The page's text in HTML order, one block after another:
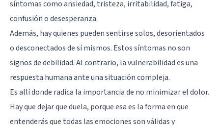
síntomas como ansiedad, tristeza, irritabilidad, fatiga,
confusión o desesperanza.
Además, hay quienes pueden sentirse solos, desorientados
o desconectados de sí mismos. Estos síntomas no son
signos de debilidad. Al contrario, la vulnerabilidad es una
respuesta humana ante una situación compleja.
Es allí donde radica la importancia de no minimizar el dolor.
Hay que dejar que duela, porque esa es la forma en que
entenderás que todas las emociones son válidas y